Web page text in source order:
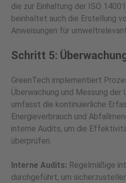
die zur Einhaltung der ISO
beinhaltet auch die Erstellung
Anweisungen für
Schritt 5:
GreenTech implementiert
Überwachung und Messung
umfasst die kontinuierliche
Energieverbrauch und
interne Audits, um die
überprüfen.
Interne Audits: Regelmäßige
durchgeführt, um